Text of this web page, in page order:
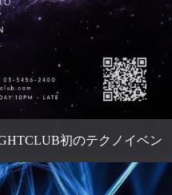
初のテクノイベン